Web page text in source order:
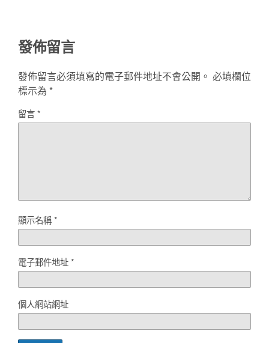
發佈留言
發佈留言必須填寫的電子郵件地址不會公開。 必填欄位
標示為 *
留言*
顯示名稱*
電子郵件地址*
個人網站網址